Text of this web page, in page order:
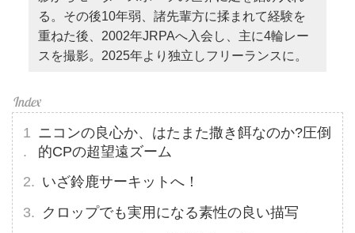
る。その後10年弱、諸先輩方に揉まれて経験を
重ねた後、2002年JRPAへ入会し、主に4輪レー
スを撮影。2025年より独立しフリーランスに。
ニコンの良心か、はたまた撒き餌なのか?圧倒
的CPの超望遠ズーム
いざ鈴鹿サーキットへ！
クロップでも実用になる素性の良い描写